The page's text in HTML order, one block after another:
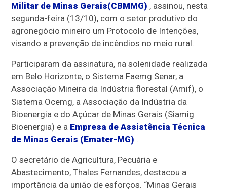
Militar de Minas Gerais(CBMMG) , assinou, nesta
segunda-feira (13/10), com o setor produtivo do
agronegócio mineiro um Protocolo de Intenções,
visando a prevenção de incêndios no meio rural.
Participaram da assinatura, na solenidade realizada
em Belo Horizonte, o Sistema Faemg Senar, a
Associação Mineira da Indústria florestal (Amif), o
Sistema Ocemg, a Associação da Indústria da
Bioenergia e do Açúcar de Minas Gerais (Siamig
Bioenergia) e a Empresa de Assistência Técnica
de Minas Gerais (Emater-MG) .
O secretário de Agricultura, Pecuária e
Abastecimento, Thales Fernandes, destacou a
importância da união de esforços. “Minas Gerais